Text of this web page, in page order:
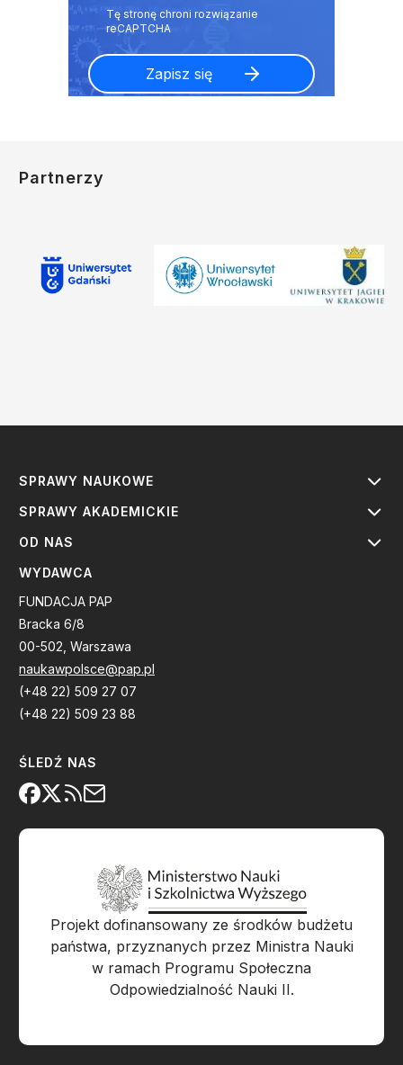
Partnerzy
SPRAWY NAUKOWE
SPRAWY AKADEMICKIE
OD NAS
WYDAWCA
FUNDACJA PAP
Bracka 6/8
00-502, Warszawa
naukawpolsce@pap.pl
(+48 22) 509 27 07
(+48 22) 509 23 88
ŚLEDŹ NAS
Projekt dofinansowany ze środków budżetu
państwa, przyznanych przez Ministra Nauki
w ramach Programu Społeczna
Odpowiedzialność Nauki II.